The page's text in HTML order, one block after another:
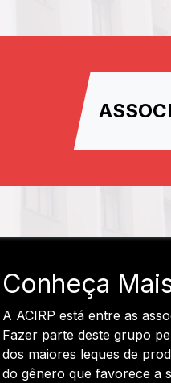
Conheça
A ACIRP está entre as
Fazer parte deste grupo
dos maiores leques de
do gênero que favorece a